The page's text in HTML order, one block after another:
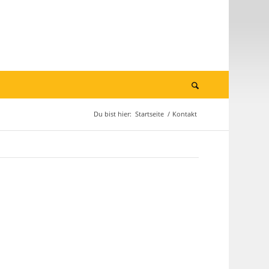
Du bist hier: Startseite / Kontakt